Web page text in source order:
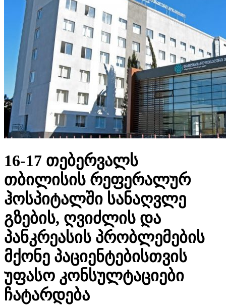
16-17 თებერვალს
თბილისის რეფერალურ
ჰოსპიტალში სანაღვლე
გზების, ღვიძლის და
პანკრეასის პრობლემების
მქონე პაციენტებისთვის
უფასო კონსულტაციები
ჩატარდება